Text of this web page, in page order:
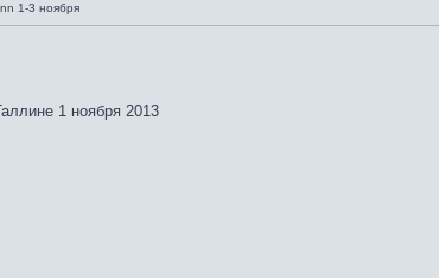
1-3 ноября
1 ноября 2013